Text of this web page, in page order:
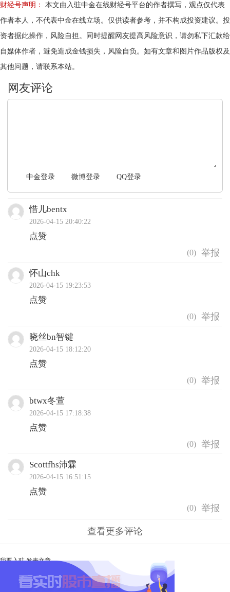
财经号声明：
本文由入驻中金在线财经号平台的作者撰写，观点仅代表
作者本人，不代表中金在线立场。仅供读者参考，并不构成投资建议。投
资者据此操作，风险自担。同时提醒网友提高风险意识，请勿私下汇款给
自媒体作者，避免造成金钱损失，风险自负。如有文章和图片作品版权及
其他问题，请联系本站。
中金登录 微博登录 QQ登录
惜儿bentx
2026-04-15 20:40:22
点赞
(0)
怀山chk
2026-04-15 19:23:53
点赞
(0)
晓丝bn智键
2026-04-15 18:12:20
点赞
(0)
btwx冬萱
2026-04-15 17:18:38
点赞
(0)
Scottfhs沛霖
2026-04-15 16:51:15
点赞
(0)
查看更多评论
我要入驻 发表文章
Ta未开启直播